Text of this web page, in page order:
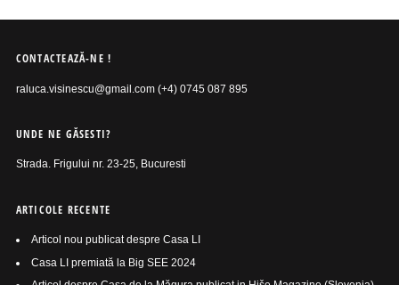
CONTACTEAZĂ-NE !
raluca.visinescu@gmail.com (+4) 0745 087 895
UNDE NE GĂSESTI?
Strada. Frigului nr. 23-25, Bucuresti
ARTICOLE RECENTE
Articol nou publicat despre Casa LI
Casa LI premiată la Big SEE 2024